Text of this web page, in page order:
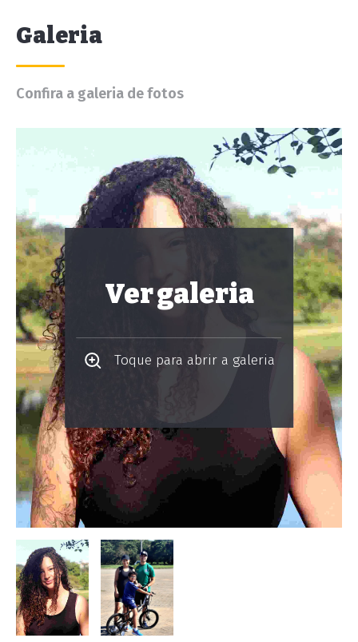
Galeria
Confira a galeria de fotos
Ver galeria
Toque para abrir a galeria